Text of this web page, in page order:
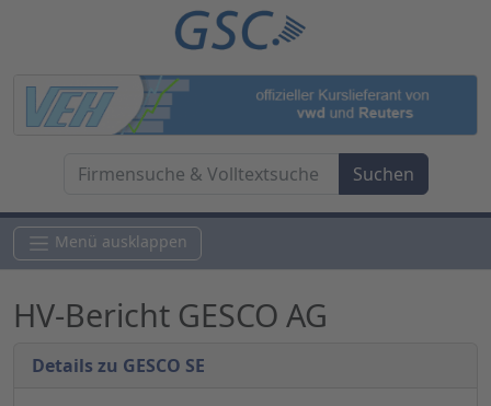
Menü ausklappen
HV-Bericht GESCO AG
Details zu GESCO SE